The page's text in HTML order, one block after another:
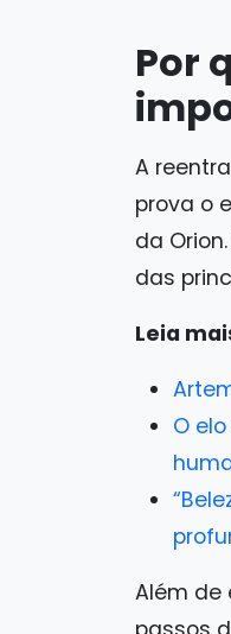
Por
A
prova o
da
das
Leia
O
Além de